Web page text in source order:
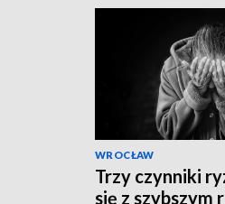
WROCŁAW
Trzy czynniki
się z szybszym